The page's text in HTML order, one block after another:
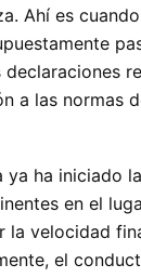
Ahí es
declaraciones
a las normas
ha iniciado
en el
la velocidad
el